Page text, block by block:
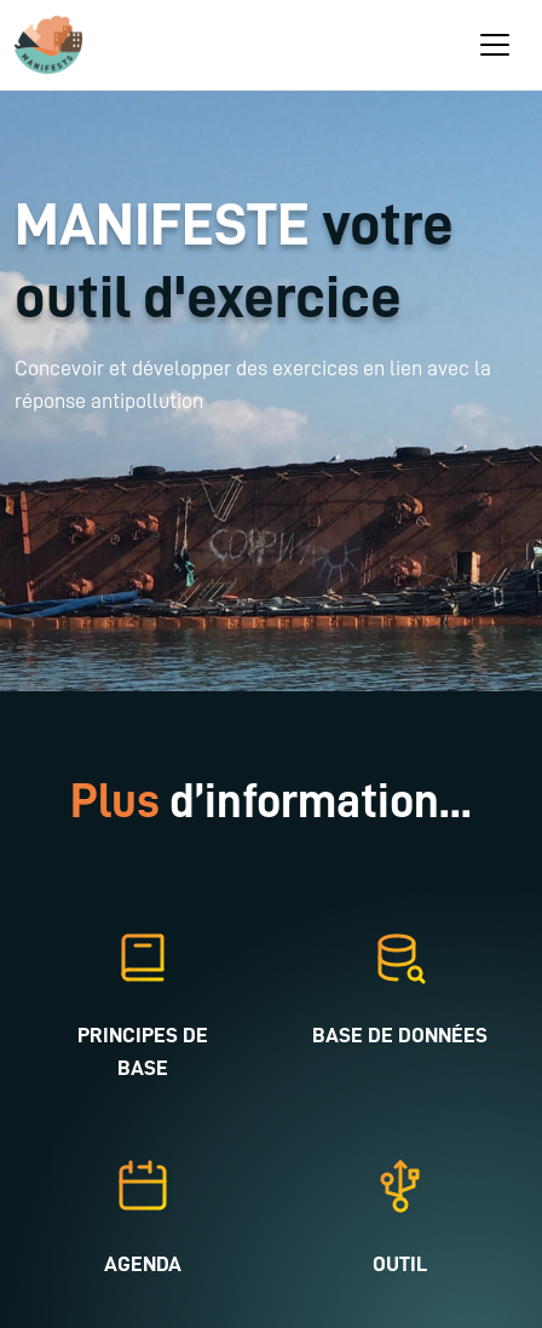
Aller au contenu principal
MANIFESTE votre
outil d'exercice
Concevoir et développer des exercices en lien avec la
réponse antipollution
Plus d’information...
PRINCIPES DE
BASE
BASE DE DONNÉES
AGENDA OUTIL